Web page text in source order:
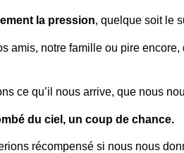
la pression, quelque soit le
amis, notre famille ou pire
ce qu’il nous arrive, que nous
du ciel, un coup de chance.
récompensé si nous nous